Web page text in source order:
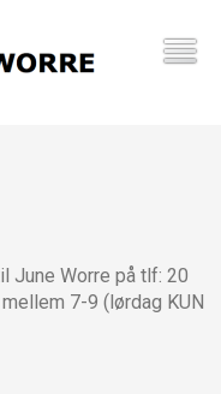
June Worre på tlf: 20
7-9 (lørdag KUN